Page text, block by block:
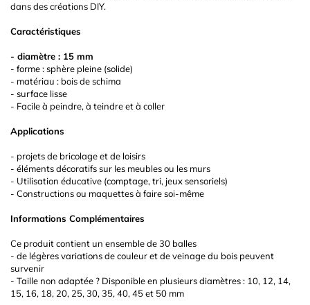
dans des créations DIY.
Caractéristiques
- diamètre : 15 mm
- forme : sphère pleine (solide)
- matériau : bois de schima
- surface lisse
- Facile à peindre, à teindre et à coller
Applications
- projets de bricolage et de loisirs
- éléments décoratifs sur les meubles ou les murs
- Utilisation éducative (comptage, tri, jeux sensoriels)
- Constructions ou maquettes à faire soi-même
Informations Complémentaires
Ce produit contient un ensemble de 30 balles
- de légères variations de couleur et de veinage du bois peuvent
survenir
- Taille non adaptée ? Disponible en plusieurs diamètres : 10, 12, 14,
15, 16, 18, 20, 25, 30, 35, 40, 45 et 50 mm